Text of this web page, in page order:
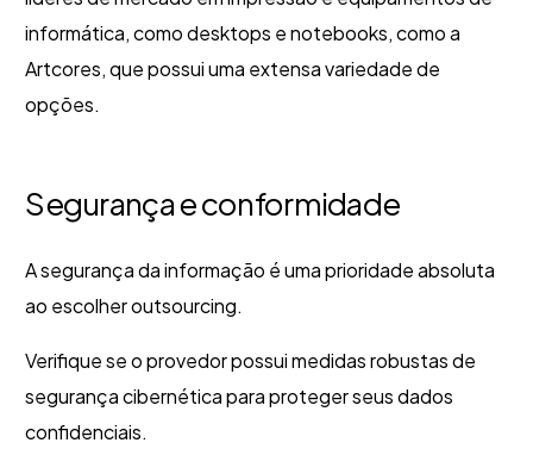
informática, como desktops e notebooks, como a
Artcores, que possui uma extensa variedade de
opções.
Segurança e conformidade
A segurança da informação é uma prioridade absoluta
ao escolher outsourcing.
Verifique se o provedor possui medidas robustas de
segurança cibernética para proteger seus dados
confidenciais.